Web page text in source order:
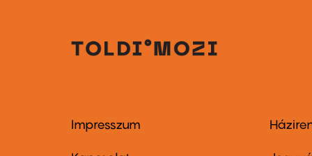
Footer
Impresszum